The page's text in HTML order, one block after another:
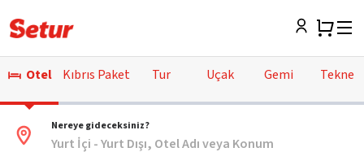
Otel Kıbrıs Paket Tur Uçak Gemi Tekne
Nereye gideceksiniz?
Yurt İçi - Yurt Dışı, Otel Adı veya Konum